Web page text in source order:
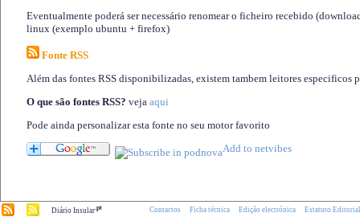
Eventualmente poderá ser necessário renomear o ficheiro recebido
linux (exemplo ubuntu + firefox)
Fonte RSS
Além das fontes RSS disponibilizadas, existem tambem leitores especificos
O que são fontes RSS? veja aqui
Pode ainda personalizar esta fonte no seu motor favorito
Diário Insular.pt Contactos Ficha técnica Edição electrónica Estatuto Editorial